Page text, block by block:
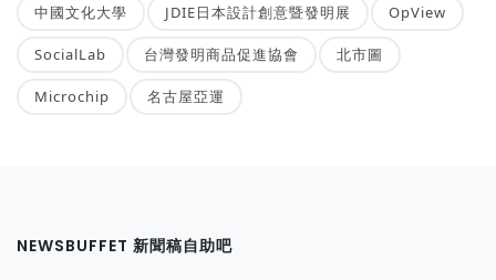
中國文化大學 JDIE日本設計創意暨發明展 OpView
SocialLab 台灣發明商品促進協會 北市圖
Microchip 名古屋亞運
NEWSBUFFET 新聞稿自助吧